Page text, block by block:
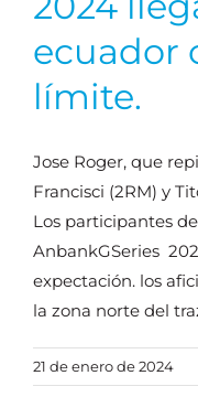
ecuador
límite.
Jose Roger, que
Francisci (2RM) y
Los participantes
AnbankGSeries
expectación. los
la zona norte del
21 de enero de 2024